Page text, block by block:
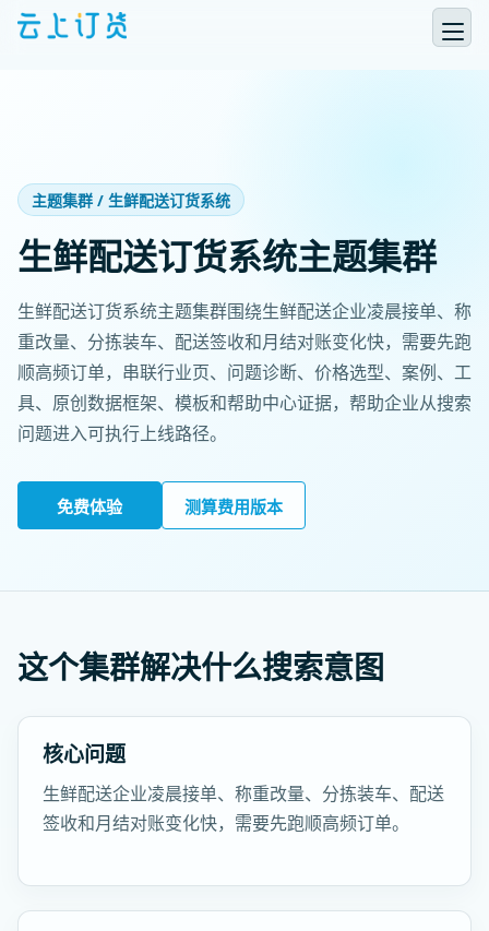
主题集群 / 生鲜配送订货系统
生鲜配送订货系统主题集群
生鲜配送订货系统主题集群围绕生鲜配送企业凌晨接单、称
重改量、分拣装车、配送签收和月结对账变化快，需要先跑
顺高频订单，串联行业页、问题诊断、价格选型、案例、工
具、原创数据框架、模板和帮助中心证据，帮助企业从搜索
问题进入可执行上线路径。
免费体验 测算费用版本
这个集群解决什么搜索意图
核心问题
生鲜配送企业凌晨接单、称重改量、分拣装车、配送
签收和月结对账变化快，需要先跑顺高频订单。